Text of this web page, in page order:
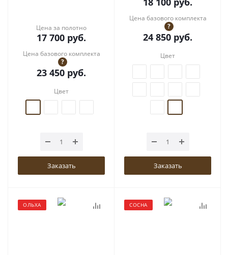
Цена за полотно
17 700 руб.
Цена базового комплекта
?
23 450 руб.
Цвет
Заказать
Цена базового комплекта
?
24 850 руб.
Цвет
Заказать
ОЛЬХА СОСНА